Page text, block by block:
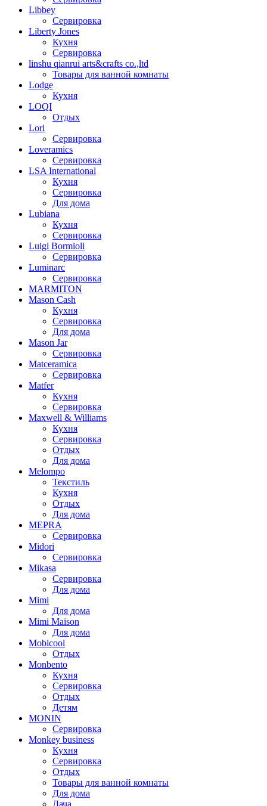
Libbey
Сервировка
Liberty Jones
Кухня
Сервировка
linshu qianrui arts&crafts co.,ltd
Товары для ванной комнаты
Lodge
Кухня
LOQI
Отдых
Lori
Сервировка
Loveramics
Сервировка
LSA International
Кухня
Сервировка
Для дома
Lubiana
Кухня
Сервировка
Luigi Bormioli
Сервировка
Luminarc
Сервировка
MARMITON
Mason Cash
Кухня
Сервировка
Для дома
Mason Jar
Сервировка
Matceramica
Сервировка
Matfer
Кухня
Сервировка
Maxwell & Williams
Кухня
Сервировка
Отдых
Для дома
Melompo
Текстиль
Кухня
Отдых
Для дома
MEPRA
Сервировка
Midori
Сервировка
Mikasa
Сервировка
Для дома
Mimi
Для дома
Mimi Maison
Для дома
Mobicool
Отдых
Monbento
Кухня
Сервировка
Отдых
Детям
MONIN
Сервировка
Monkey business
Кухня
Сервировка
Отдых
Товары для ванной комнаты
Для дома